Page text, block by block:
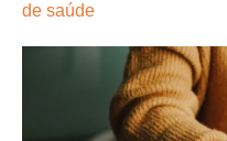
de saúde